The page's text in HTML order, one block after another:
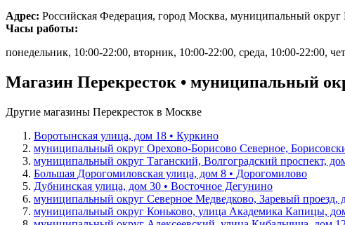
Адрес: Российская Федерация, город Москва, муниципальный
Часы работы:
понедельник, 10:00-22:00, вторник, 10:00-22:00, среда, 10:00-22:00,
Магазин Перекресток • муниципальный
Другие магазины Перекресток в Москве
Воротынская улица, дом 18 • Куркино
муниципальный округ Орехово-Борисово Северное,
муниципальный округ Таганский, Волгоградский проспект,
Большая Дорогомиловская улица, дом 8 • Дорогомилово
Дубнинская улица, дом 30 • Восточное Дегунино
муниципальный округ Северное Медведково, Заревый проезд,
муниципальный округ Коньково, улица Академика Капицы,